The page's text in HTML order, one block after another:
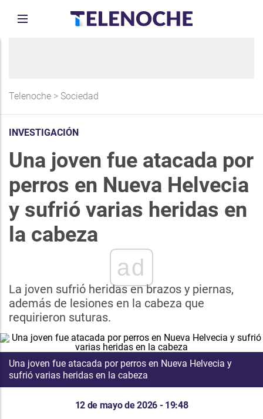
Telenoche > Sociedad
INVESTIGACIÓN
Una joven fue atacada por
perros en Nueva Helvecia
y sufrió varias heridas en
la cabeza
ad
La joven sufrió heridas en brazos y piernas,
además de lesiones en la cabeza que
requirieron suturas.
Una joven fue atacada por perros en Nueva Helvecia y
sufrió varias heridas en la cabeza
12 de mayo de 2026 - 19:48